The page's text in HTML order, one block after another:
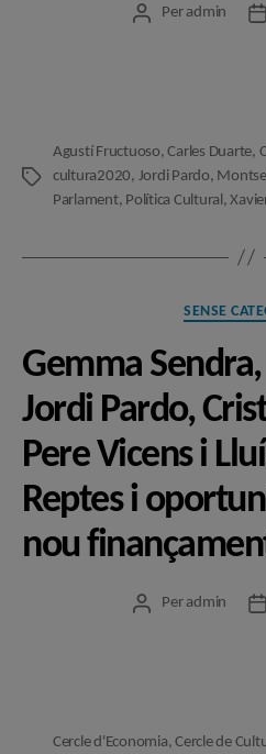
Autor
Per admin
Etiquetes
Agustí Fructuoso,Carles Duarte,
cultura2020, Jordi Pardo,
Parlament, Política Cultural ,
SENSE
Gemma
Jordi Pardo,
Pere Vicens i
Reptes i
nou
Autor
Per admin
Cercle d'Economia,Cercle de